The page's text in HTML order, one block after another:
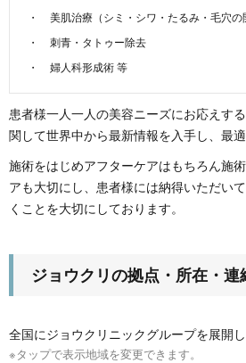
美肌治療（シミ・シワ・たるみ・毛穴の
刺青・タトゥー除去
婦人科形成術 等
患者様一人一人の美容ニーズにお応えす
関して世界中から最新情報を入手し、最適
施術をはじめアフターケアはもちろん施
アも大切にし、患者様には納得いただい
くことを大切にしております。
ジョウクリの拠点・所在・連
全国にジョウクリニックグループを展開し
※タップで表示地域を変更できます。